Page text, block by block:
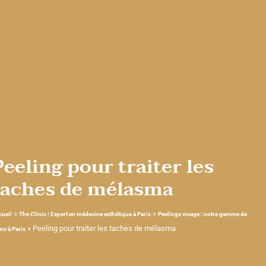
pour traiter les
de mélasma
» The Clinic | Expert en médecine esthétique à Paris» Peelings visage : notre gamme de
à Paris» Peeling pour traiter les taches de mélasma